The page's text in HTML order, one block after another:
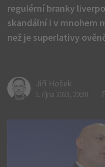
regulérní branky
skandální i v mnohem
než je superlativy
Jiří Hošek
1. října 2023, 20:30